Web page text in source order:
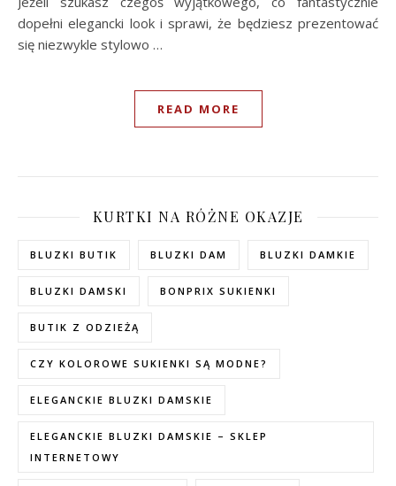
dopełni elegancki look i sprawi, że będziesz prezentować
się niezwykle stylowo …
READ MORE
KURTKI NA RÓŻNE OKAZJE
BLUZKI BUTIK BLUZKI DAM BLUZKI DAMKIE
BLUZKI DAMSKI BONPRIX SUKIENKI
BUTIK Z ODZIEŻĄ
CZY KOLOROWE SUKIENKI SĄ MODNE?
ELEGANCKIE BLUZKI DAMSKIE
ELEGANCKIE BLUZKI DAMSKIE – SKLEP
INTERNETOWY